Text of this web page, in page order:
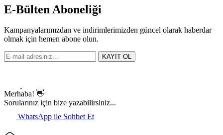
E-Bülten Aboneliği
Kampanyalarımızdan ve indirimlerimizden güncel olarak haberdar
olmak için hemen abone olun.
KAYIT OL
Merhaba! 👋
Sorularınız için bize yazabilirsiniz...
WhatsApp ile Sohbet Et